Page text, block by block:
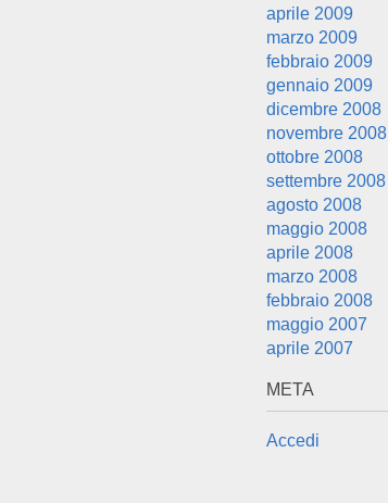
aprile 2009
marzo 2009
febbraio 2009
gennaio 2009
dicembre 2008
novembre 2008
ottobre 2008
settembre 2008
agosto 2008
maggio 2008
aprile 2008
marzo 2008
febbraio 2008
maggio 2007
aprile 2007
META
Accedi